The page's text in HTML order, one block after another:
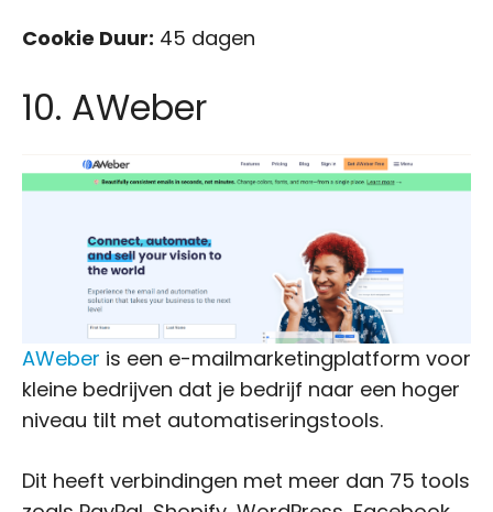
Cookie Duur: 45 dagen
10. AWeber
AWeber is een e-mailmarketingplatform voor
kleine bedrijven dat je bedrijf naar een hoger
niveau tilt met automatiseringstools.
Dit heeft verbindingen met meer dan 75 tools